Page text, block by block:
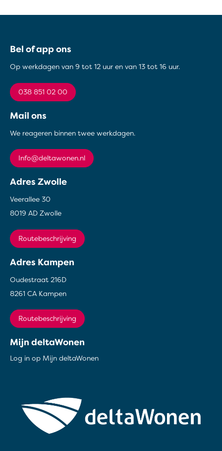
Contactinformatie
Bel of app ons
Op werkdagen van 9 tot 12 uur en van 13 tot 16 uur.
038 851 02 00
Mail ons
We reageren binnen twee werkdagen.
info@deltawonen.nl
Adres Zwolle
Veerallee 30
8019 AD Zwolle
Routebeschrijving
Adres Kampen
Oudestraat 216D
8261 CA Kampen
Routebeschrijving
Mijn deltaWonen
Log in op Mijn deltaWonen